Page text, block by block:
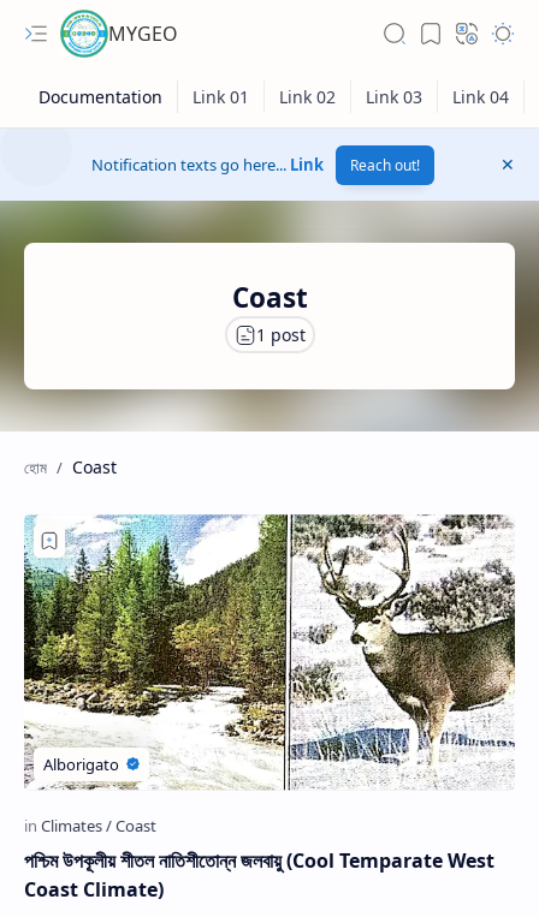
MYGEO
Hidden Menu
Hidden Menu
Notification texts go here... Link Reach out!
Coast
Coast
পশ্চিম উপকূলীয় শীতল নাতিশীতোন্ন জলবায়ু (Cool Temparate West
Coast Climate)